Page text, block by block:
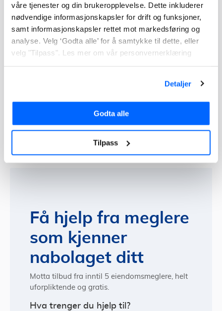
våre tjenester og din brukeropplevelse. Dette inkluderer
nødvendige informasjonskapsler for drift og funksjoner,
samt informasjonskapsler rettet mot markedsføring og
analyse. Velg ‘Godta alle’ for å samtykke til dette, eller
velg "Tilpass". Les mer om vår personvernerklæring
Detaljer
Godta alle
Tilpass
av bebyggelse.
I tillegg må man varsle eventuelle naboer og
gjenboere ved salg av tomt.
meglere samtidig, og du kan velge den som passer
Få hjelp fra meglere
som kjenner
nabolaget ditt
Motta tilbud fra inntil 5 eiendomsmeglere, helt
uforpliktende og gratis.
Hva trenger du hjelp til?